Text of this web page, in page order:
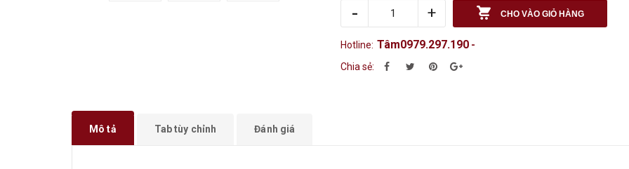
- + CHO VÀO GIỎ HÀNG
Hotline: Tâm0979.297.190 -
Chia sẻ:
Mô tả Tab tùy chỉnh Đánh giá